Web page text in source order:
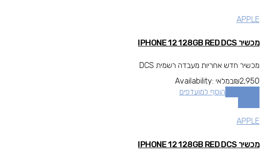
APPLE
מכשיר IPHONE 12 128GB RED DCS
מכשיר חדש אחריות מעבדה רשמית DCS
₪2,950
Availability: במלאי
הוסף למועדפים
APPLE
מכשיר IPHONE 12 128GB RED DCS